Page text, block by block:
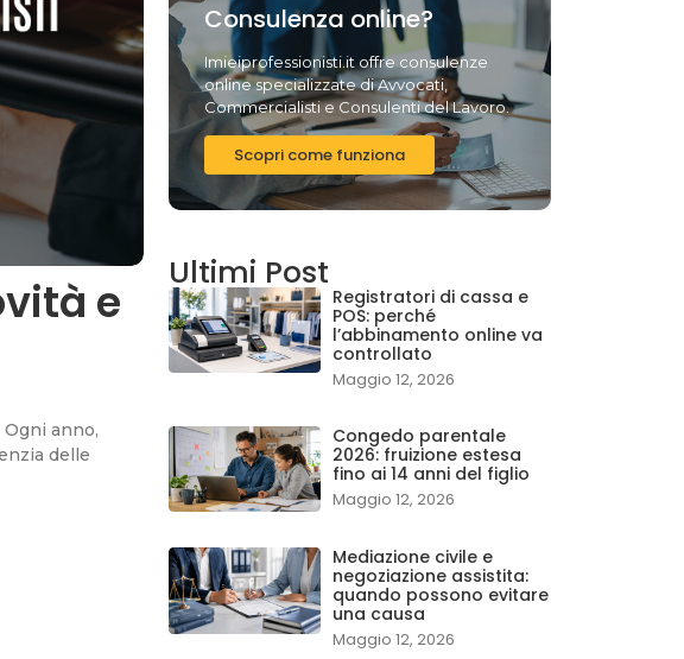
e
anno,
delle
Consulenza online?
Imieiprofessionisti.it offre consulenze
online specializzate di Avvocati,
Commercialisti e Consulenti del Lavoro.
Scopri come funziona
Ultimi Post
Registratori di cassa e
POS: perché
l’abbinamento online va
controllato
Maggio 12, 2026
Congedo parentale
2026: fruizione estesa
fino ai 14 anni del figlio
Maggio 12, 2026
Mediazione civile e
negoziazione assistita:
quando possono evitare
una causa
Maggio 12, 2026